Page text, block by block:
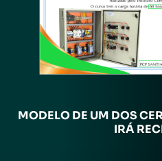
MODELO DE UM DOS
IRÁ